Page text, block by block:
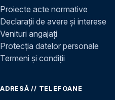
Proiecte acte normative
Declarații de avere și interese
Venituri angajați
Protecția datelor personale
Termeni și condiții
ADRESĂ // TELEFOANE